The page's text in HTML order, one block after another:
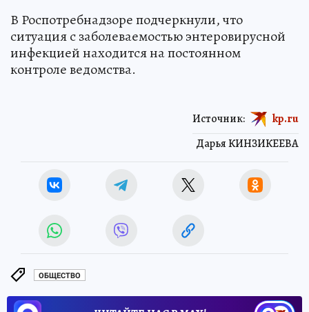
В Роспотребнадзоре подчеркнули, что
ситуация с заболеваемостью энтеровирусной
инфекцией находится на постоянном
контроле ведомства.
Дарья КИНЗИКЕЕВА
Источник: kp.ru
ОБЩЕСТВО